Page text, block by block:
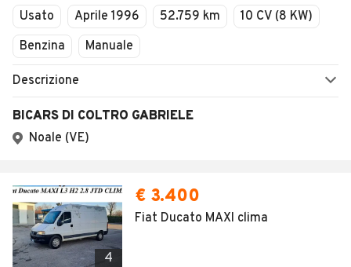
Usato Aprile 1996 52.759 km
10 CV (8 KW)
Benzina
Manuale
Descrizione
BICARS DI COLTRO GABRIELE
Noale (VE)
4
€ 3.400
Fiat Ducato MAXI clima